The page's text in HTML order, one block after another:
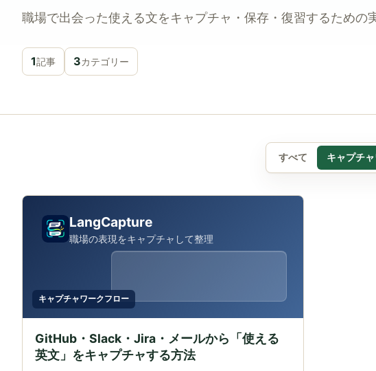
職場で出会った使える文をキャプチャ・保存・復習するための
1記事 3カテゴリー
すべて キャプチ
LangCapture
職場の表現をキャプチャして整理
キャプチャワークフロー
GitHub・Slack・Jira・メールから「使える
英文」をキャプチャする方法